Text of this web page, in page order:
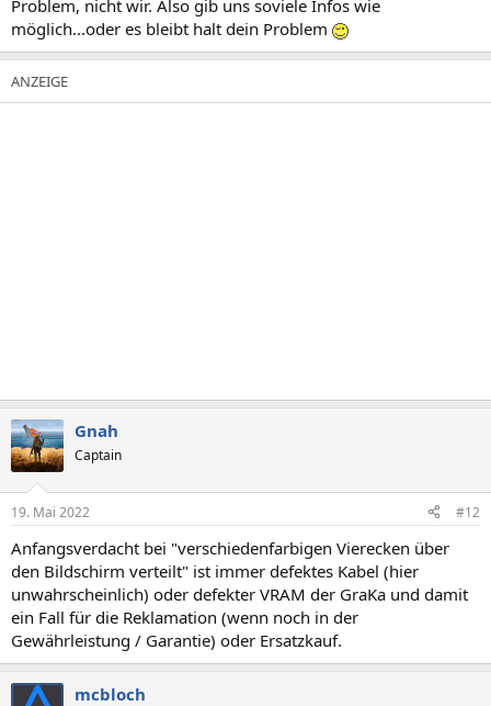
Problem, nicht wir. Also gib uns soviele Infos wie
möglich...oder es bleibt halt dein Problem
Gnah
Captain
19. Mai 2022 #12
Anfangsverdacht bei "verschiedenfarbigen Vierecken über
den Bildschirm verteilt" ist immer defektes Kabel (hier
unwahrscheinlich) oder defekter VRAM der GraKa und damit
ein Fall für die Reklamation (wenn noch in der
Gewährleistung / Garantie) oder Ersatzkauf.
mcbloch